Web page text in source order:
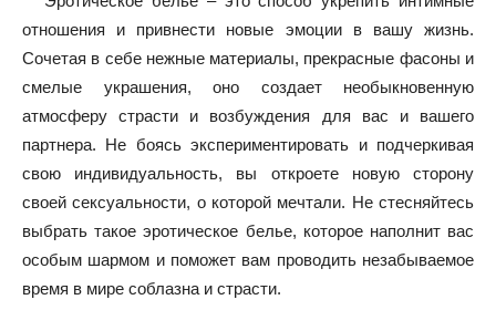
отношения и привнести новые эмоции в вашу жизнь.
Сочетая в себе нежные материалы, прекрасные фасоны и
смелые украшения, оно создает необыкновенную
атмосферу страсти и возбуждения для вас и вашего
партнера. Не боясь экспериментировать и подчеркивая
свою индивидуальность, вы откроете новую сторону
своей сексуальности, о которой мечтали. Не стесняйтесь
выбрать такое эротическое белье, которое наполнит вас
особым шармом и поможет вам проводить незабываемое
время в мире соблазна и страсти.